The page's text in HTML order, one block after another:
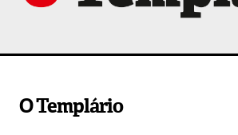
O Templário